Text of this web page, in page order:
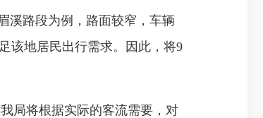
溪路段为例，路面较窄，车辆
该地居民出行需求。因此，将9
局将根据实际的客流需要，对